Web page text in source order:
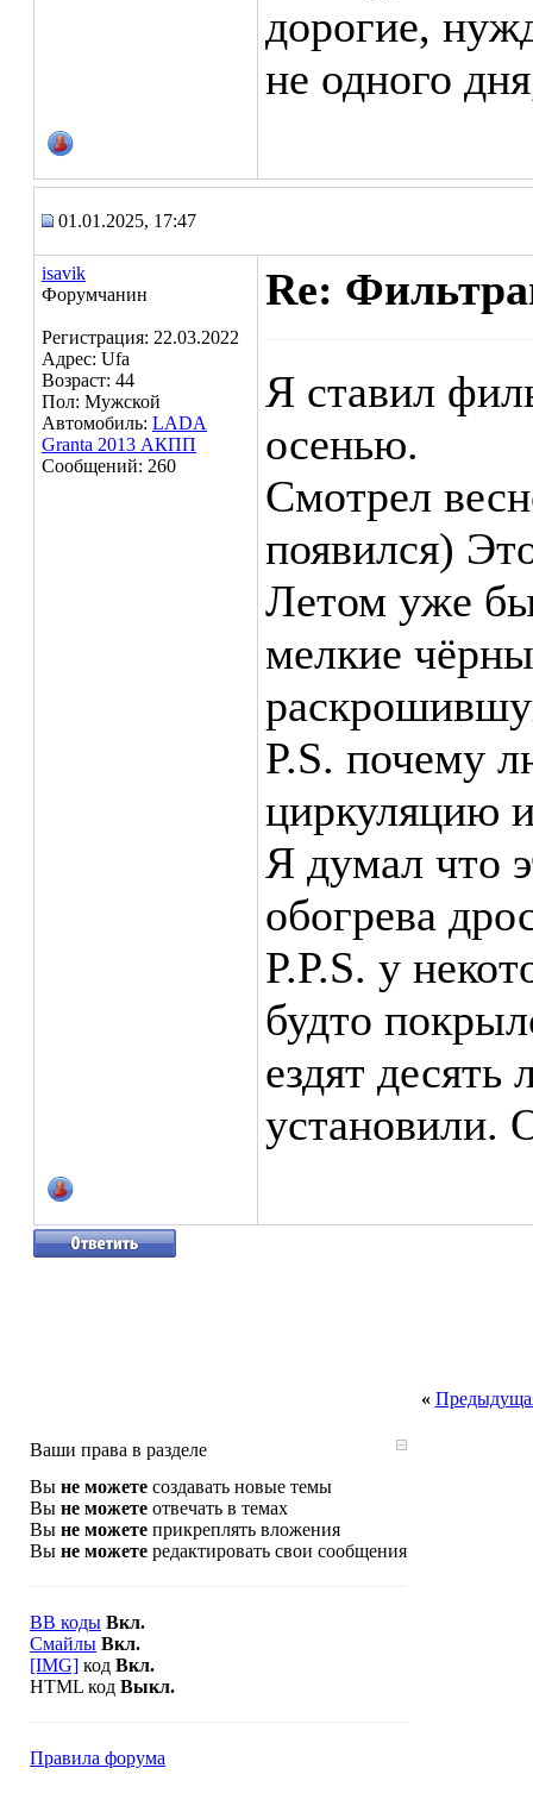
дорогие,
не одного
01.01.2025, 17:47
isavik
Форумчанин
Регистрация: 22.03.2022
Адрес: Ufa
Возраст: 44
Пол: Мужской
Автомобиль: LADA
Granta 2013 АКПП
Сообщений: 260
Re:
Я ставил
осенью.
Смотрел
появился)
Летом уже
мелкие
P.S. почему
циркуляцию
Я думал что
обогрева
P.P.S. у
будто
ездят десять
установили.
«
Ваши права в разделе
Вы не можете создавать новые темы
Вы не можете отвечать в темах
Вы не можете прикреплять вложения
Вы не можете редактировать свои сообщения
BB коды Вкл.
Смайлы Вкл.
[IMG] код Вкл.
HTML код Выкл.
Правила форума